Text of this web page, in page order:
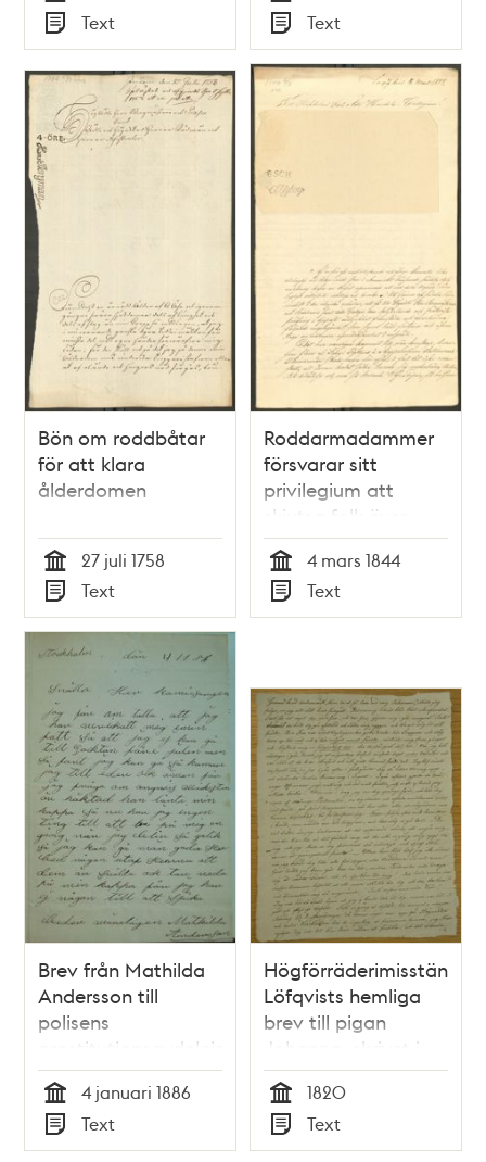
Tid
Typ
Text Tid
Typ
Text
Bön om roddbåtar
för att klara
ålderdomen
Tid
27 juli 1758
Typ
Text
Roddarmadammer
försvarar sitt
privilegium att
skjutsa folk över
stadens vatten
Tid
4 mars 1844
Typ
Text
Brev från Mathilda
Andersson till
polisens
prostitutionsavdelning,
1886
Tid
4 januari 1886
Typ
Text
Högförräderimisstänkte
Löfqvists hemliga
brev till pigan
Johanna, skrivet i
fängelsecellen i
Slottet 1820
Tid
1820
Typ
Text